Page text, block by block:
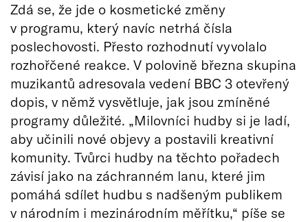
Zdá se, že jde o kosmetické změny
v programu, který navíc netrhá čísla
poslechovosti. Přesto rozhodnutí vyvolalo
rozhořčené reakce. V polovině března skupina
muzikantů adresovala vedení BBC 3 otevřený
dopis, v němž vysvětluje, jak jsou zmíněné
programy důležité. „Milovníci hudby si je ladí,
aby učinili nové objevy a postavili kreativní
komunity. Tvůrci hudby na těchto pořadech
závisí jako na záchranném lanu, které jim
pomáhá sdílet hudbu s nadšeným publikem
v národním i mezinárodním měřítku,“ píše se